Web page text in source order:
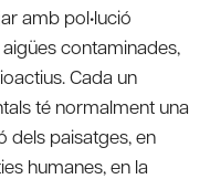
amb pol•lució
contaminades,
Cada un
té normalment una
dels paisatges, en
humanes, en la